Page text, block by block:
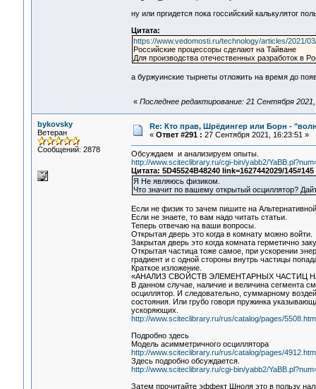
ну или пргидется пока госсийский калькулятог
Цитата:
https://www.vedomosti.ru/technology/articles/2021/
Российские процессоры сделают на Тайване
Для производства отечественных разработок в
а буржуинские тырнеты отложить на время до
« Последнее редактирование: 21 Сентября
bykovsky
Ветеран
Сообщений: 2878
Re: Кто прав, Шрёдингер или Борн -
« Ответ #291 : 27 Сентября 2021, 16:23:51 »
Обсуждаем и анализируем опыты.
http://www.sciteclibrary.ru/cgi-bin/yabb2/
Цитата: 5D45524B48240 link=1627442029/
Я Не являюсь физиком.
Что значит по вашему открытый осциллятор?
Если не физик то зачем пишите на
Если не знаете, то вам надо читать статьи.
Теперь отвечаю на ваши вопросы.
Открытая дверь это когда в комнату можно войти.
Закрытая дверь это когда комната герметично
Открытая частица тоже самое, при ускорении
градиент и с одной стороны внутрь частицы
Краткое изложение.
«АНАЛИЗ СВОЙСТВ ЭЛЕМЕНТАРНЫХ
В данном случае, наличие и величина сегмента
осциллятор. И следовательно, суммарному
состояния. Или грубо говоря пружинка
ускоряющих.
http://www.sciteclibrary.ru/rus/catalog/pages/
Подробно здесь
Модель асимметричного осциллятора
http://www.sciteclibrary.ru/rus/catalog/pages/
Здесь подробно обсуждается.
http://www.sciteclibrary.ru/cgi-bin/yabb2/
Затем прочитайте эффект Шноля это в пользу